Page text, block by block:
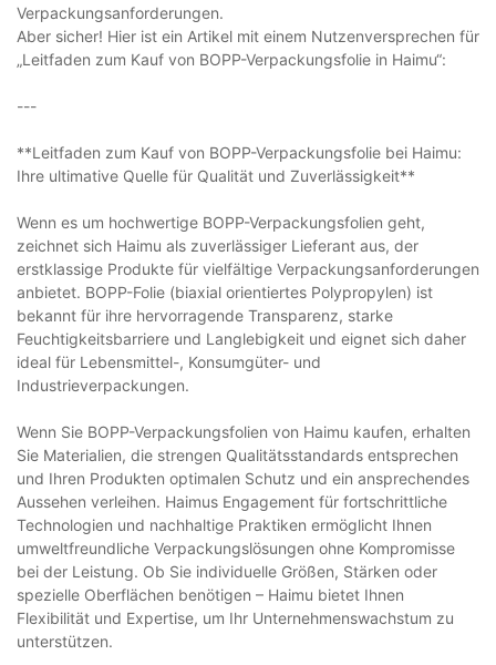
Verpackungsanforderungen.
Aber sicher! Hier ist ein Artikel mit einem Nutzenversprechen für
„Leitfaden zum Kauf von BOPP-Verpackungsfolie in Haimu“:
---
**Leitfaden zum Kauf von BOPP-Verpackungsfolie bei Haimu:
Ihre ultimative Quelle für Qualität und Zuverlässigkeit**
Wenn es um hochwertige BOPP-Verpackungsfolien geht,
zeichnet sich Haimu als zuverlässiger Lieferant aus, der
erstklassige Produkte für vielfältige Verpackungsanforderungen
anbietet. BOPP-Folie (biaxial orientiertes Polypropylen) ist
bekannt für ihre hervorragende Transparenz, starke
Feuchtigkeitsbarriere und Langlebigkeit und eignet sich daher
ideal für Lebensmittel-, Konsumgüter- und
Industrieverpackungen.
Wenn Sie BOPP-Verpackungsfolien von Haimu kaufen, erhalten
Sie Materialien, die strengen Qualitätsstandards entsprechen
und Ihren Produkten optimalen Schutz und ein ansprechendes
Aussehen verleihen. Haimus Engagement für fortschrittliche
Technologien und nachhaltige Praktiken ermöglicht Ihnen
umweltfreundliche Verpackungslösungen ohne Kompromisse
bei der Leistung. Ob Sie individuelle Größen, Stärken oder
spezielle Oberflächen benötigen – Haimu bietet Ihnen
Flexibilität und Expertise, um Ihr Unternehmenswachstum zu
unterstützen.